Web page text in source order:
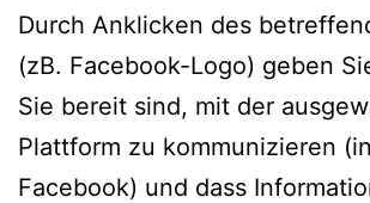
Durch Anklicken des
(zB. Facebook-Logo) geben
Sie bereit sind, mit der
Plattform zu kommunizieren
Facebook) und dass